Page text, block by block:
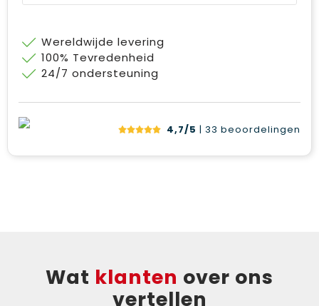
Wereldwijde levering
100% Tevredenheid
24/7 ondersteuning
4,7/5 | 33 beoordelingen
Wat klanten over ons
vertellen